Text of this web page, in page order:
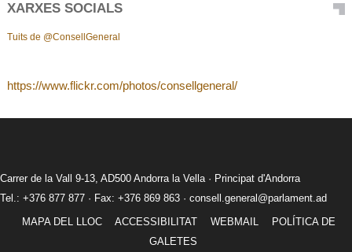
XARXES SOCIALS
Tuits de @ConsellGeneral
https://www.flickr.com/photos/consellgeneral/
Carrer de la Vall 9-13, AD500 Andorra la Vella · Principat d'Andorra
Tel.: +376 877 877 · Fax: +376 869 863 · consell.general@parlament.ad
MAPA DEL LLOC
ACCESSIBILITAT WEBMAIL
POLÍTICA DE
GALETES